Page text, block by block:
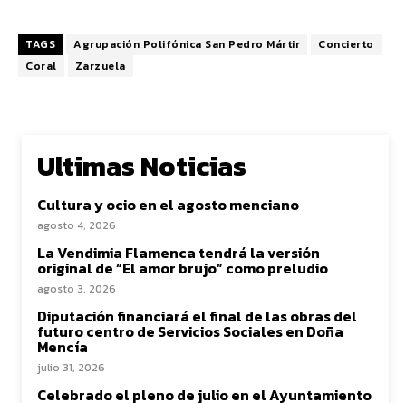
TAGS Agrupación Polifónica San Pedro Mártir
Concierto
Coral
Zarzuela
Ultimas Noticias
Cultura y ocio en el agosto menciano
agosto 4, 2026
La Vendimia Flamenca tendrá la versión
original de “El amor brujo” como preludio
agosto 3, 2026
Diputación financiará el final de las obras del
futuro centro de Servicios Sociales en Doña
Mencía
julio 31, 2026
Celebrado el pleno de julio en el Ayuntamiento